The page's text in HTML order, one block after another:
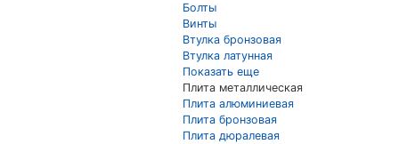
Болты
Винты
Втулка бронзовая
Втулка латунная
Показать еще
Плита металлическая
Плита алюминиевая
Плита бронзовая
Плита дюралевая